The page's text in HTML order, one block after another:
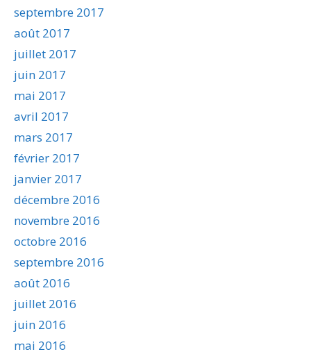
septembre 2017
août 2017
juillet 2017
juin 2017
mai 2017
avril 2017
mars 2017
février 2017
janvier 2017
décembre 2016
novembre 2016
octobre 2016
septembre 2016
août 2016
juillet 2016
juin 2016
mai 2016